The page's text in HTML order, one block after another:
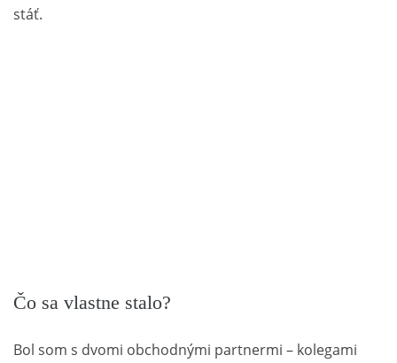
stáť.
Čo sa vlastne stalo?
Bol som s dvomi obchodnými partnermi – kolegami